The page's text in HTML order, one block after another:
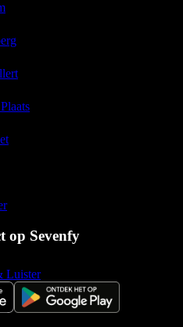
op Sevenfy
Luister